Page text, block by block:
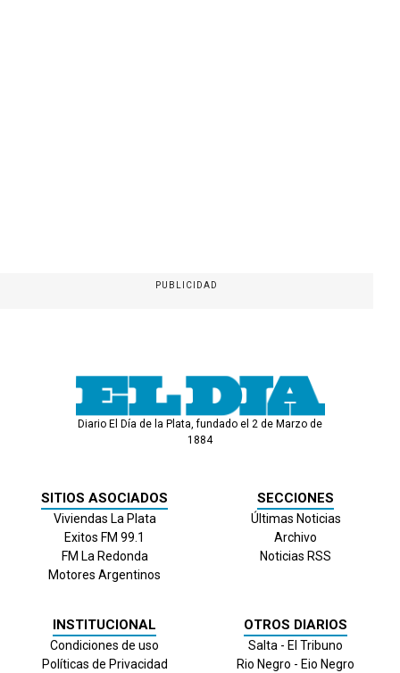
PUBLICIDAD
Diario El Día de la Plata, fundado el 2 de Marzo de
1884
SITIOS ASOCIADOS
Viviendas La Plata
Exitos FM 99.1
FM La Redonda
Motores Argentinos
SECCIONES
Últimas Noticias
Archivo
Noticias RSS
INSTITUCIONAL
Condiciones de uso
Políticas de Privacidad
OTROS DIARIOS
Salta - El Tribuno
Rio Negro - Eio Negro